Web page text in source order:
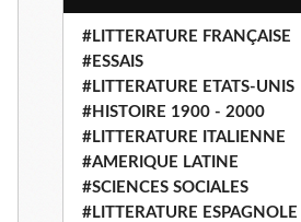
#LITTERATURE FRANÇAISE
#ESSAIS
#LITTERATURE ETATS-UNIS
#HISTOIRE 1900 - 2000
#LITTERATURE ITALIENNE
#AMERIQUE LATINE
#SCIENCES SOCIALES
#LITTERATURE ESPAGNOLE